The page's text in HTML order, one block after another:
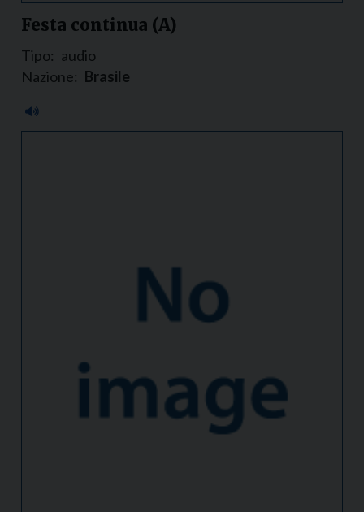
Festa continua (A)
Tipo: audio
Nazione: Brasile